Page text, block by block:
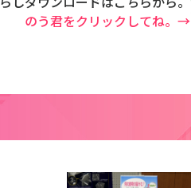
のう君をクリックしてね。→